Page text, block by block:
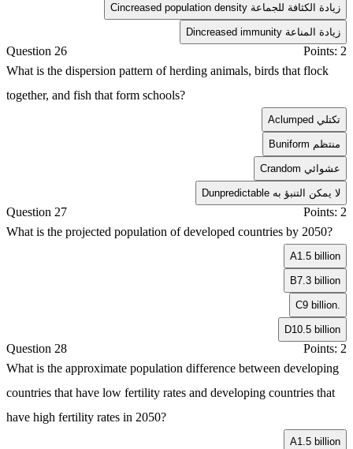
C increased population density زيادة الكثافة للجماعة
D increased immunity زيادة المناعة
Question 26
Points: 2
What is the dispersion pattern of herding animals, birds that flock
together, and fish that form schools?
A clumped تكتلي
B uniform منتظم
C random عشوائي
D unpredictable لا يمكن التنبؤ به
Question 27
Points: 2
What is the projected population of developed countries by 2050?
A 1.5 billion
B7.3 billion
C9 billion.
D10.5 billion
Question 28
Points: 2
What is the approximate population difference between developing
countries that have low fertility rates and developing countries that
have high fertility rates in 2050?
A 1.5 billion